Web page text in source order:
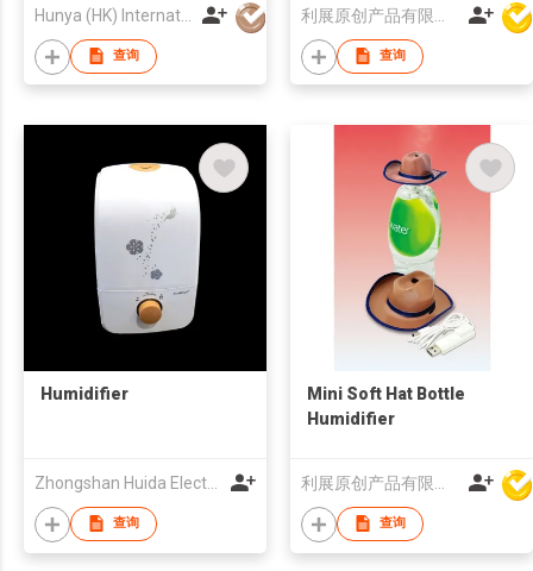
Hunya (HK) International Technology Development Limited
查询 查询
Humidifier
Zhongshan Huida Electric Appliance Co.,Ltd.
查询
Mini Soft Hat Bottle
Humidifier
查询